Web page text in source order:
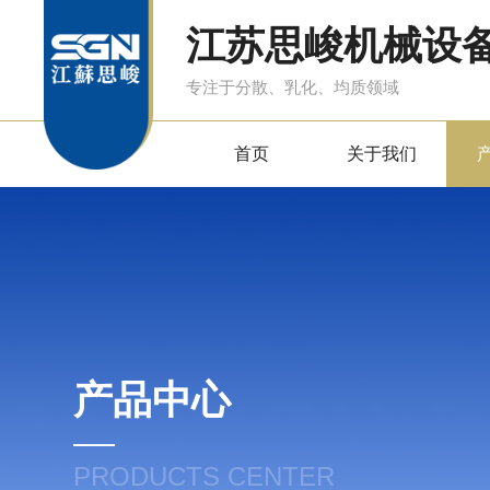
江苏思峻机械设
专注于分散、乳化、均质领域
首页 关于我们
产品中心
PRODUCTS CENTER